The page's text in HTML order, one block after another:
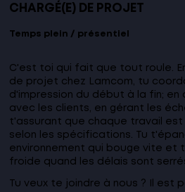
CHARGÉ(E) DE PROJET
Temps plein / présentiel
C'est toi qui fait que tout roule.
de projet chez Lamcom, tu
d'impression du début à la fin; en
avec les clients, en gérant les
t'assurant que chaque travail
selon les spécifications. Tu
environnement qui bouge vite et
froide quand les délais sont
Tu veux te joindre à nous ? Il est